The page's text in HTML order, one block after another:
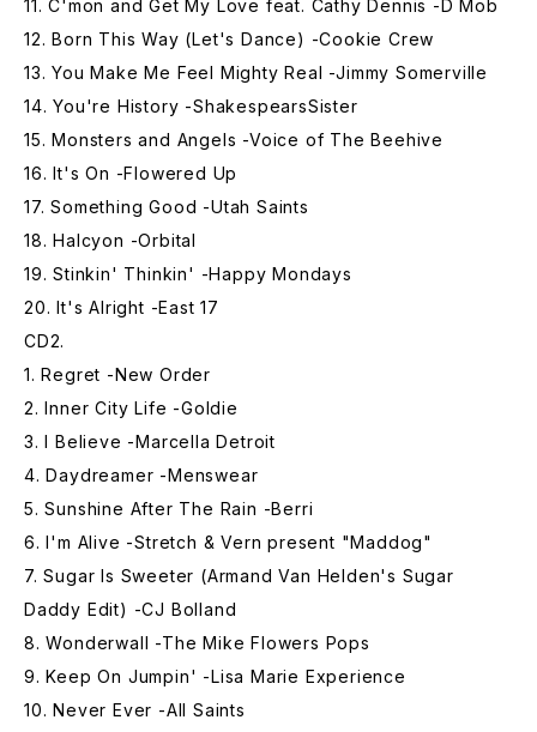
11. C'mon and Get My Love feat. Cathy Dennis -D Mob
12. Born This Way (Let's Dance) -Cookie Crew
13. You Make Me Feel Mighty Real -Jimmy Somerville
14. You're History -ShakespearsSister
15. Monsters and Angels -Voice of The Beehive
16. It's On -Flowered Up
17. Something Good -Utah Saints
18. Halcyon -Orbital
19. Stinkin' Thinkin' -Happy Mondays
20. It's Alright -East 17
CD2.
1. Regret -New Order
2. Inner City Life -Goldie
3. I Believe -Marcella Detroit
4. Daydreamer -Menswear
5. Sunshine After The Rain -Berri
6. I'm Alive -Stretch & Vern present "Maddog"
7. Sugar Is Sweeter (Armand Van Helden's Sugar
Daddy Edit) -CJ Bolland
8. Wonderwall -The Mike Flowers Pops
9. Keep On Jumpin' -Lisa Marie Experience
10. Never Ever -All Saints